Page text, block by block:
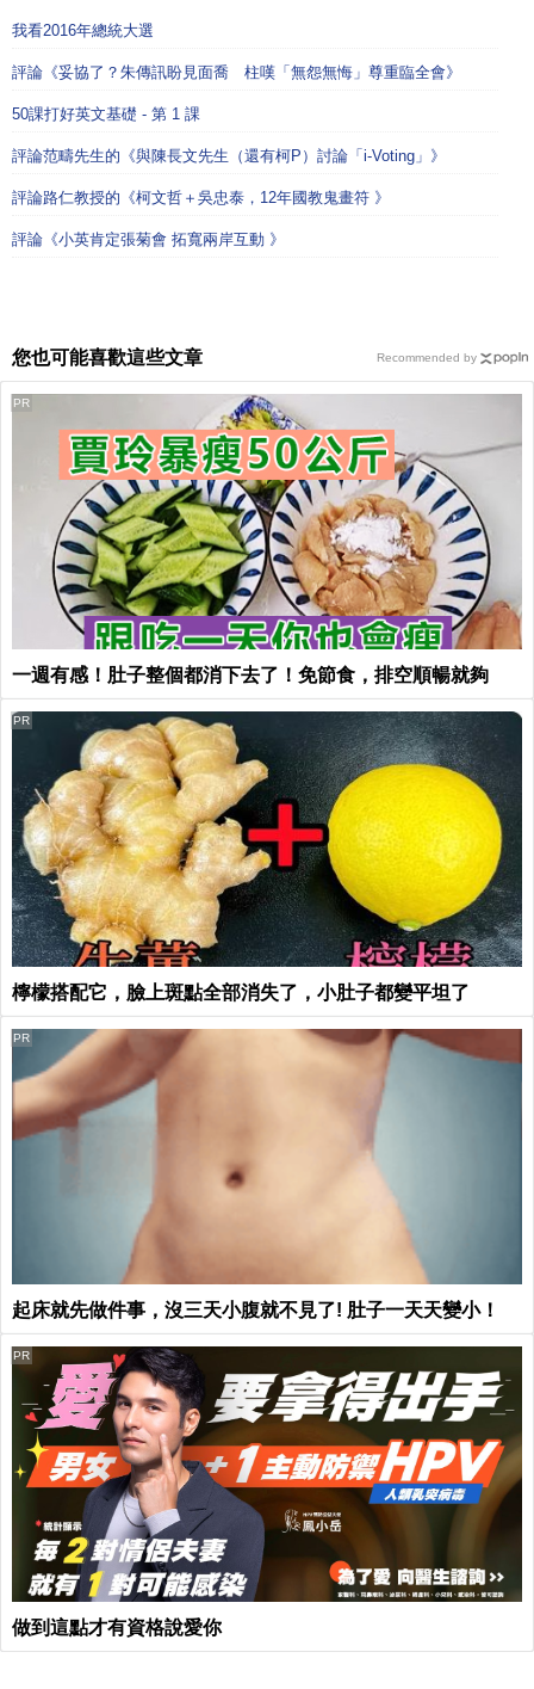
我看2016年總統大選
評論《妥協了？朱傳訊盼見面喬 柱嘆「無怨無悔」尊重臨全會》
50課打好英文基礎 - 第 1 課
評論范疇先生的《與陳長文先生（還有柯P）討論「i-Voting」》
評論路仁教授的《柯文哲＋吳忠泰，12年國教鬼畫符 》
評論《小英肯定張菊會 拓寬兩岸互動 》
您也可能喜歡這些文章
一週有感！肚子整個都消下去了！免節食，排空順暢就夠
PR
檸檬搭配它，臉上斑點全部消失了，小肚子都變平坦了
PR
起床就先做件事，沒三天小腹就不見了! 肚子一天天變小！
PR
做到這點才有資格說愛你
PR
Recommended by